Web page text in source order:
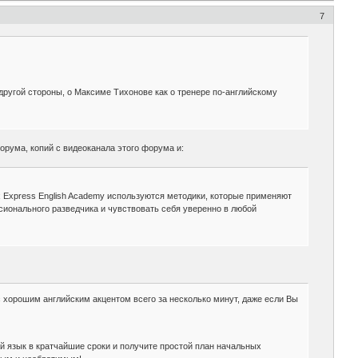
7
стороны, о Максиме Тихонове как о тренере по-английскому
копий с видеоканала этого форума и:
English Academy используются методики, которые применяют
разведчика и чувствовать себя уверенно в любой
хорошим английским акцентом всего за несколько минут, даже если Вы
в кратчайшие сроки и получите простой план начальных